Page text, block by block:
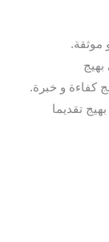
موثقة.
كفاءة و خبرة.
تقديما